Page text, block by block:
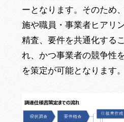
ーとなります。そのため
施や職員・事業者ヒアリ
精査、要件を共通化する
れ、かつ事業者の競争性
を策定が可能となります。